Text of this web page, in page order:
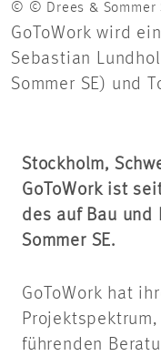
© © Drees & Sommer
GoToWork wird
Sebastian
Sommer SE) und
Stockholm,
GoToWork ist
des auf Bau
Sommer SE.
GoToWork hat
führenden